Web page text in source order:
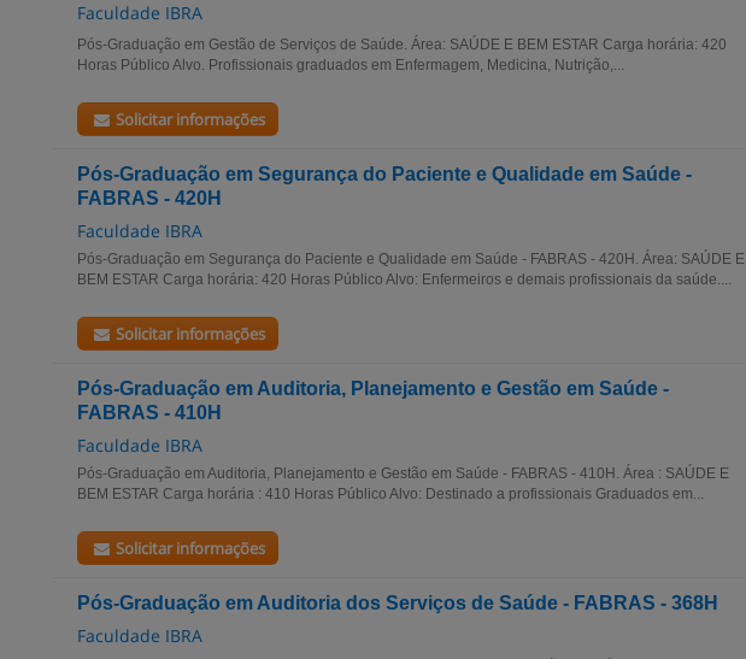
Faculdade IBRA
Pós-Graduação em Gestão de Serviços de Saúde. Área: SAÚDE E BEM ESTAR Carga horária: 420
Horas Público Alvo. Profissionais graduados em Enfermagem, Medicina, Nutrição,...
Solicitar informações
Pós-Graduação em Segurança do Paciente e Qualidade em Saúde -
FABRAS - 420H
Faculdade IBRA
Pós-Graduação em Segurança do Paciente e Qualidade em Saúde - FABRAS - 420H. Área: SAÚDE E
BEM ESTAR Carga horária: 420 Horas Público Alvo: Enfermeiros e demais profissionais da saúde....
Solicitar informações
Pós-Graduação em Auditoria, Planejamento e Gestão em Saúde -
FABRAS - 410H
Faculdade IBRA
Pós-Graduação em Auditoria, Planejamento e Gestão em Saúde - FABRAS - 410H. Área : SAÚDE E
BEM ESTAR Carga horária : 410 Horas Público Alvo: Destinado a profissionais Graduados em...
Solicitar informações
Pós-Graduação em Auditoria dos Serviços de Saúde - FABRAS - 368H
Faculdade IBRA